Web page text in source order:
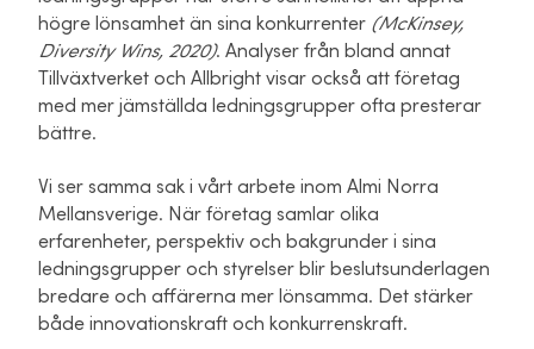
högre lönsamhet än sina konkurrenter (McKinsey,
Diversity Wins, 2020). Analyser från bland annat
Tillväxtverket och Allbright visar också att företag
med mer jämställda ledningsgrupper ofta presterar
bättre.
Vi ser samma sak i vårt arbete inom Almi Norra
Mellansverige. När företag samlar olika
erfarenheter, perspektiv och bakgrunder i sina
ledningsgrupper och styrelser blir beslutsunderlagen
bredare och affärerna mer lönsamma. Det stärker
både innovationskraft och konkurrenskraft.